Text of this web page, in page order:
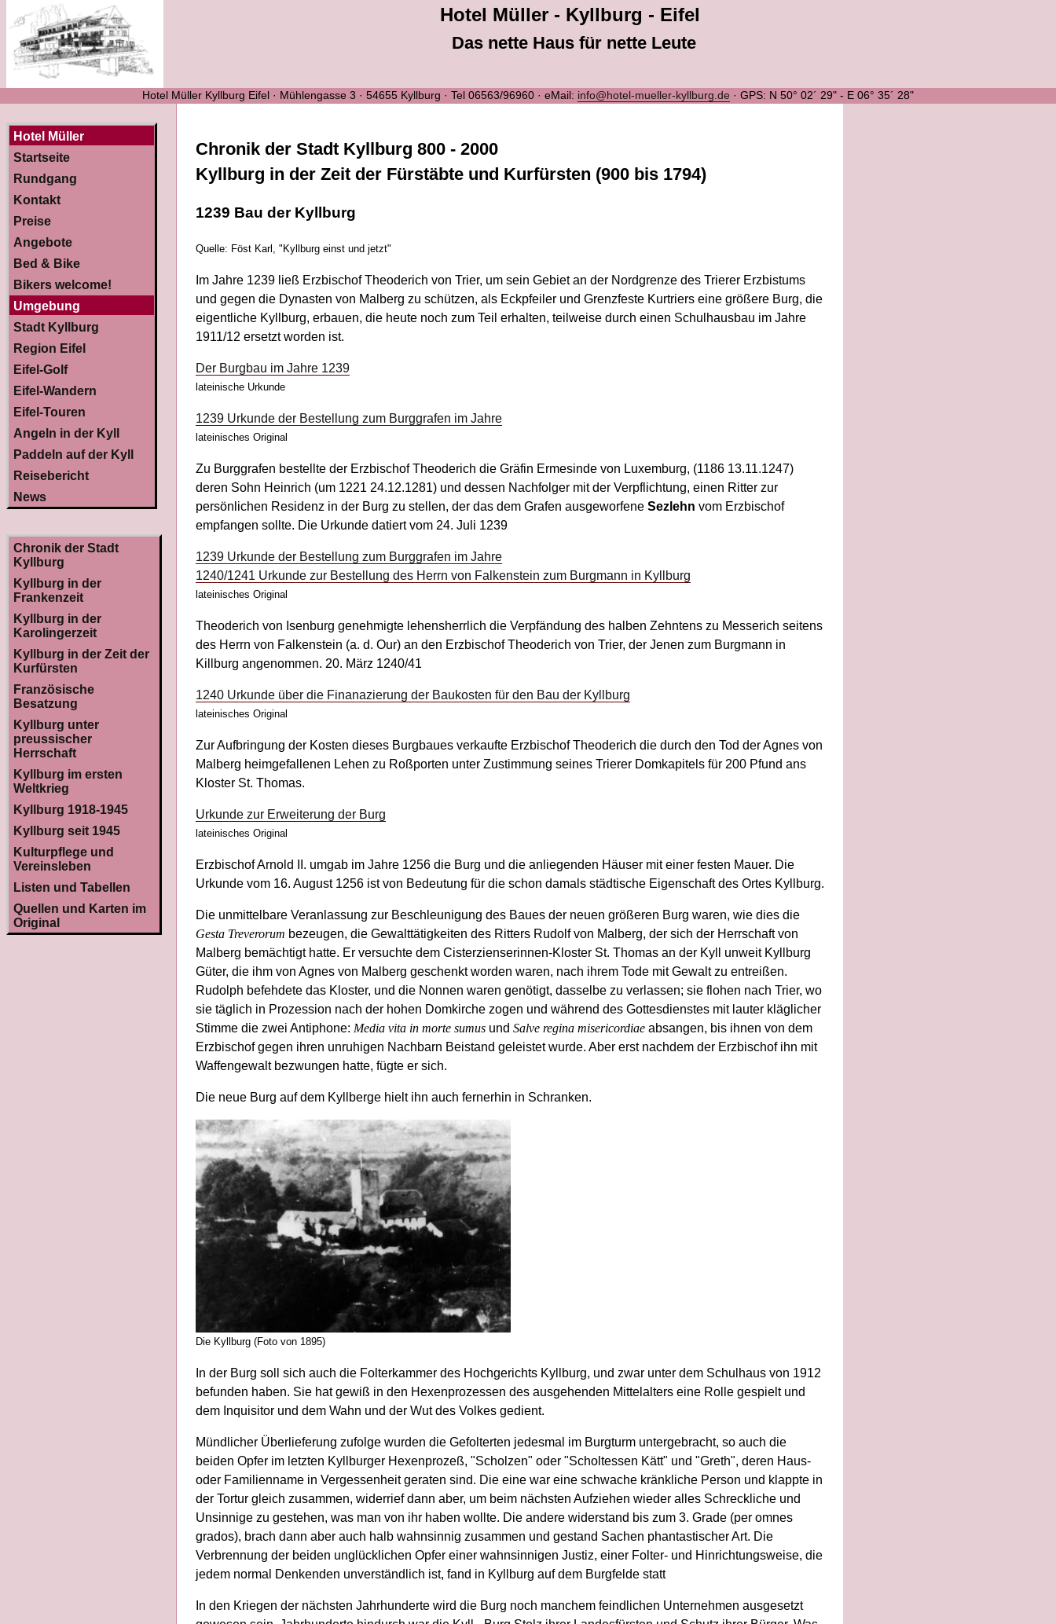
Hotel Müller - Kyllburg - Eifel
Das nette Haus für nette Leute
Hotel Müller Kyllburg Eifel · Mühlengasse 3 · 54655 Kyllburg · Tel 06563/96960 · eMail: info@hotel-mueller-kyllburg.de · GPS: N 50° 02´ 29" - E 06° 35´ 28"
Hotel Müller
Startseite
Rundgang
Kontakt
Preise
Angebote
Bed & Bike
Bikers welcome!
Umgebung
Stadt Kyllburg
Region Eifel
Eifel-Golf
Eifel-Wandern
Eifel-Touren
Angeln in der Kyll
Paddeln auf der Kyll
Reisebericht
News
Chronik der Stadt
Kyllburg
Kyllburg in der
Frankenzeit
Kyllburg in der
Karolingerzeit
Kyllburg in der Zeit der
Kurfürsten
Französische
Besatzung
Kyllburg unter
preussischer
Herrschaft
Kyllburg im ersten
Weltkrieg
Kyllburg 1918-1945
Kyllburg seit 1945
Kulturpflege und
Vereinsleben
Listen und Tabellen
Quellen und Karten im
Original
Chronik der Stadt Kyllburg 800 - 2000
Kyllburg in der Zeit der Fürstäbte und Kurfürsten (900 bis 1794)
1239 Bau der Kyllburg
Quelle: Föst Karl, "Kyllburg einst und jetzt"
Im Jahre 1239 ließ Erzbischof Theoderich von Trier, um sein Gebiet an der Nordgrenze des Trierer Erzbistums
und gegen die Dynasten von Malberg zu schützen, als Eckpfeiler und Grenzfeste Kurtriers eine größere Burg, die
eigentliche Kyllburg, erbauen, die heute noch zum Teil erhalten, teilweise durch einen Schulhausbau im Jahre
1911/12 ersetzt worden ist.
Der Burgbau im Jahre 1239
lateinische Urkunde
1239 Urkunde der Bestellung zum Burggrafen im Jahre
lateinisches Original
Zu Burggrafen bestellte der Erzbischof Theoderich die Gräfin Ermesinde von Luxemburg, (1186 13.11.1247)
deren Sohn Heinrich (um 1221 24.12.1281) und dessen Nachfolger mit der Verpflichtung, einen Ritter zur
persönlichen Residenz in der Burg zu stellen, der das dem Grafen ausgeworfeneSezlehn vom Erzbischof
empfangen sollte. Die Urkunde datiert vom 24. Juli 1239
1239 Urkunde der Bestellung zum Burggrafen im Jahre
1240/1241 Urkunde zur Bestellung des Herrn von Falkenstein zum Burgmann in Kyllburg
lateinisches Original
Theoderich von Isenburg genehmigte lehensherrlich die Verpfändung des halben Zehntens zu Messerich seitens
des Herrn von Falkenstein (a. d. Our) an den Erzbischof Theoderich von Trier, der Jenen zum Burgmann in
Killburg angenommen. 20. März 1240/41
1240 Urkunde über die Finanazierung der Baukosten für den Bau der Kyllburg
lateinisches Original
Zur Aufbringung der Kosten dieses Burgbaues verkaufte Erzbischof Theoderich die durch den Tod der Agnes von
Malberg heimgefallenen Lehen zu Roßporten unter Zustimmung seines Trierer Domkapitels für 200 Pfund ans
Kloster St. Thomas.
Urkunde zur Erweiterung der Burg
lateinisches Original
Erzbischof Arnold II. umgab im Jahre 1256 die Burg und die anliegenden Häuser mit einer festen Mauer. Die
Urkunde vom 16. August 1256 ist von Bedeutung für die schon damals städtische Eigenschaft des Ortes Kyllburg.
Die unmittelbare Veranlassung zur Beschleunigung des Baues der neuen größeren Burg waren, wie dies die
Gesta Treverorum bezeugen, die Gewalttätigkeiten des Ritters Rudolf von Malberg, der sich der Herrschaft von
Malberg bemächtigt hatte. Er versuchte dem Cisterzienserinnen-Kloster St. Thomas an der Kyll unweit Kyllburg
Güter, die ihm von Agnes von Malberg geschenkt worden waren, nach ihrem Tode mit Gewalt zu entreißen.
Rudolph befehdete das Kloster, und die Nonnen waren genötigt, dasselbe zu verlassen; sie flohen nach Trier, wo
sie täglich in Prozession nach der hohen Domkirche zogen und während des Gottesdienstes mit lauter kläglicher
Stimme die zwei Antiphone: Media vita in morte sumus undSalve regina misericordiae absangen, bis ihnen von dem
Erzbischof gegen ihren unruhigen Nachbarn Beistand geleistet wurde. Aber erst nachdem der Erzbischof ihn mit
Waffengewalt bezwungen hatte, fügte er sich.
Die neue Burg auf dem Kyllberge hielt ihn auch fernerhin in Schranken.
Die Kyllburg (Foto von 1895)
In der Burg soll sich auch die Folterkammer des Hochgerichts Kyllburg, und zwar unter dem Schulhaus von 1912
befunden haben. Sie hat gewiß in den Hexenprozessen des ausgehenden Mittelalters eine Rolle gespielt und
dem Inquisitor und dem Wahn und der Wut des Volkes gedient.
Mündlicher Überlieferung zufolge wurden die Gefolterten jedesmal im Burgturm untergebracht, so auch die
beiden Opfer im letzten Kyllburger Hexenprozeß, "Scholzen" oder "Scholtessen Kätt" und "Greth", deren Haus-
oder Familienname in Vergessenheit geraten sind. Die eine war eine schwache kränkliche Person und klappte in
der Tortur gleich zusammen, widerrief dann aber, um beim nächsten Aufziehen wieder alles Schreckliche und
Unsinnige zu gestehen, was man von ihr haben wollte. Die andere widerstand bis zum 3. Grade (per omnes
grados), brach dann aber auch halb wahnsinnig zusammen und gestand Sachen phantastischer Art. Die
Verbrennung der beiden unglücklichen Opfer einer wahnsinnigen Justiz, einer Folter- und Hinrichtungsweise, die
jedem normal Denkenden unverständlich ist, fand in Kyllburg auf dem Burgfelde statt
In den Kriegen der nächsten Jahrhunderte wird die Burg noch manchem feindlichen Unternehmen ausgesetzt